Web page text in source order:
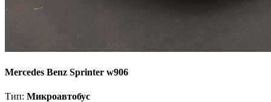
Mercedes Benz Sprinter w906
Тип: Микроавтобус